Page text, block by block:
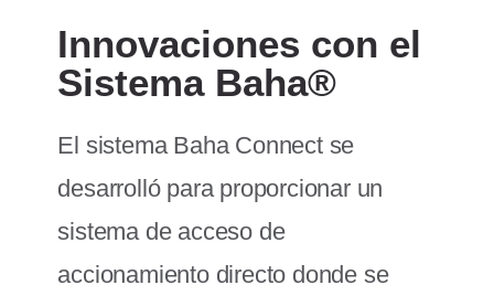
Innovaciones con el
Sistema Baha®
El sistema Baha Connect se
desarrolló para proporcionar un
sistema de acceso de
accionamiento directo donde se